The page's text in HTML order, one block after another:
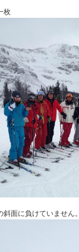
枚
面に負けていません。